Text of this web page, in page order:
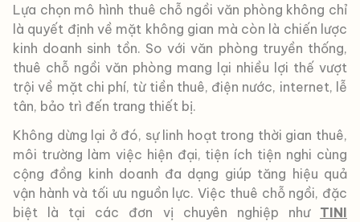
Lựa chọn mô hình thuê chỗ ngồi văn phòng không chỉ
là quyết định về mặt không gian mà còn là chiến lược
kinh doanh sinh tồn. So với văn phòng truyền thống,
thuê chỗ ngồi văn phòng mang lại nhiều lợi thế vượt
trội về mặt chi phí, từ tiền thuê, điện nước, internet, lễ
tân, bảo trì đến trang thiết bị.
Không dừng lại ở đó, sự linh hoạt trong thời gian thuê,
môi trường làm việc hiện đại, tiện ích tiện nghi cùng
cộng đồng kinh doanh đa dạng giúp tăng hiệu quả
vận hành và tối ưu nguồn lực. Việc thuê chỗ ngồi, đặc
biệt là tại các đơn vị chuyên nghiệp như TINI